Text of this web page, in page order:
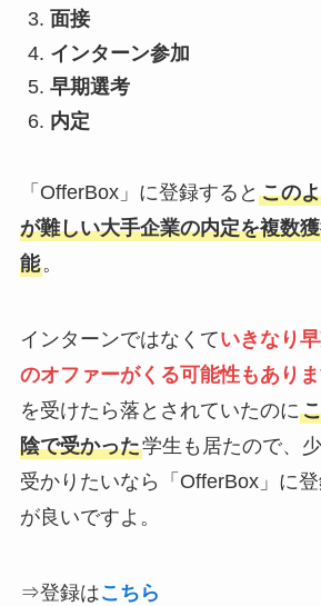
面接
インターン参加
早期選考
内定
「OfferBox」に登録すると この
が難しい大手企業の内定を複数
能。
インターンではなくていきなり
のオファーがくる可能性もありま
を受けたら落とされていたのに
陰で受かった学生も居たので、
受かりたいなら「OfferBox」に
が良いですよ。
⇒登録はこちら